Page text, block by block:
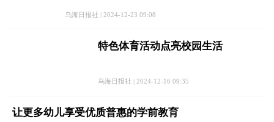
乌海日报社 | 2024-12-23 09:08
特色体育活动点亮校园生活
乌海日报社 | 2024-12-16 09:35
让更多幼儿享受优质普惠的学前教育